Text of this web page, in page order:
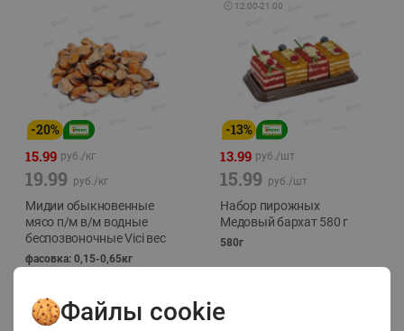
-20%
15.99 руб./кг
19.99 руб./кг
Мидии обыкновенные
мясо п/м в/м водные
беспозвоночные Vici вес
фасовка: 0,15-0,65кг
🕘 12:00-21:00
-13%
13.99 руб./шт
15.99 руб./шт
Набор пирожных
Медовый бархат 580 г
580г
Файлы cookie